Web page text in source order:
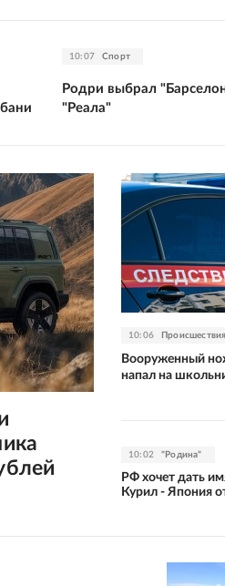
10:07 Спорт
Родри выбрал
"Реала"
10:06 Происшествия
Вооруженный
напал на
10:02 "Родина"
РФ хочет дать
Курил - Япония